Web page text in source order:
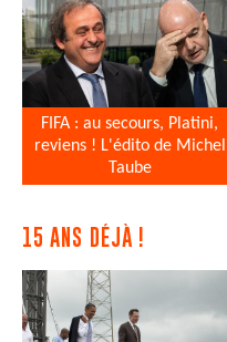
FIFA : au secours, Platini,
reviens ! L'édito de Michel
Taube
15 ANS DÉJÀ !